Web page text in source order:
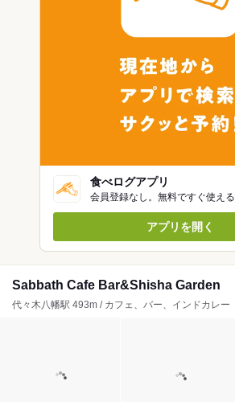
食べログアプリ
会員登録なし。無料ですぐ使える
アプリを開く
Sabbath Cafe Bar&Shisha Garden
代々木八幡駅 493m / カフェ、バー、インドカレー